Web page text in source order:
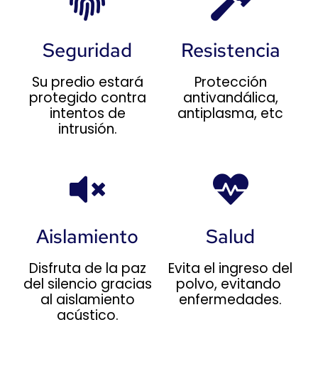
Seguridad
Su predio estará
protegido contra
intentos de
intrusión.
Resistencia
Protección
antivandálica,
antiplasma, etc
Aislamiento
Disfruta de la paz
del silencio gracias
al aislamiento
acústico.
Salud
Evita el ingreso del
polvo, evitando
enfermedades.